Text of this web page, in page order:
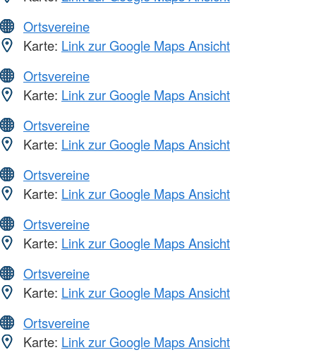
Ortsvereine
Karte: Link zur Google Maps Ansicht
Ortsvereine
Karte: Link zur Google Maps Ansicht
Ortsvereine
Karte: Link zur Google Maps Ansicht
Ortsvereine
Karte: Link zur Google Maps Ansicht
Ortsvereine
Karte: Link zur Google Maps Ansicht
Ortsvereine
Karte: Link zur Google Maps Ansicht
Ortsvereine
Karte: Link zur Google Maps Ansicht